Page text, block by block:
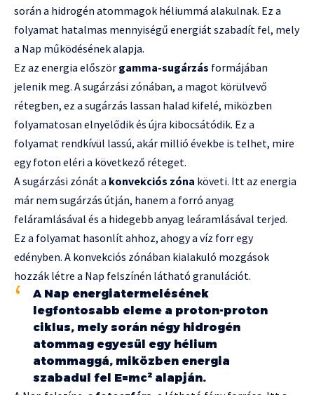
során a hidrogén atommagok héliummá alakulnak. Ez a
folyamat hatalmas mennyiségű energiát szabadít fel, mely
a Nap működésének alapja.
Ez az energia először gamma-sugárzás formájában
jelenik meg. A sugárzási zónában, a magot körülvevő
rétegben, ez a sugárzás lassan halad kifelé, miközben
folyamatosan elnyelődik és újra kibocsátódik. Ez a
folyamat rendkívül lassú, akár millió évekbe is telhet, mire
egy foton eléri a következő réteget.
A sugárzási zónát a konvekciós zóna követi. Itt az energia
már nem sugárzás útján, hanem a forró anyag
feláramlásával és a hidegebb anyag leáramlásával terjed.
Ez a folyamat hasonlít ahhoz, ahogy a víz forr egy
edényben. A konvekciós zónában kialakuló mozgások
hozzák létre a Nap felszínén látható granulációt.
A Nap energiatermelésének
legfontosabb eleme a proton-proton
ciklus, mely során négy hidrogén
atommag egyesül egy hélium
atommaggá, miközben energia
szabadul fel E=mc² alapján.